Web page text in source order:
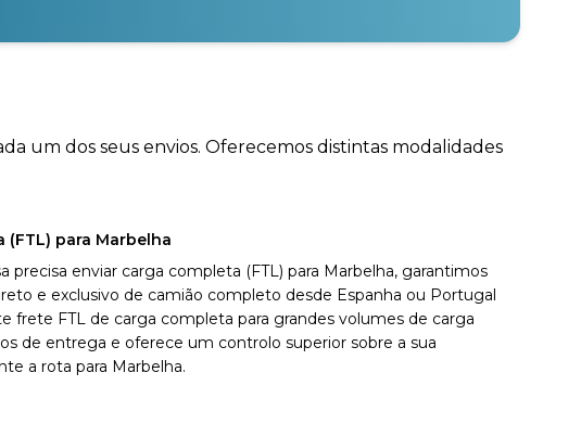
um dos seus envios. Oferecemos distintas modalidades
(FTL) para Marbelha
precisa enviar carga completa (FTL) para Marbelha, garantimos
e exclusivo de camião completo desde Espanha ou Portugal
frete FTL de carga completa para grandes volumes de carga
de entrega e oferece um controlo superior sobre a sua
a rota para Marbelha.